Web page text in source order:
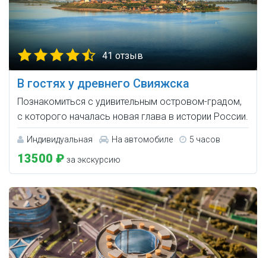
41 отзыв
В гостях у древнего Свияжска
Познакомиться с удивительным островом-градом,
с которого началась новая глава в истории России.
Индивидуальная На автомобиле 5 часов
13500 ₽ за экскурсию